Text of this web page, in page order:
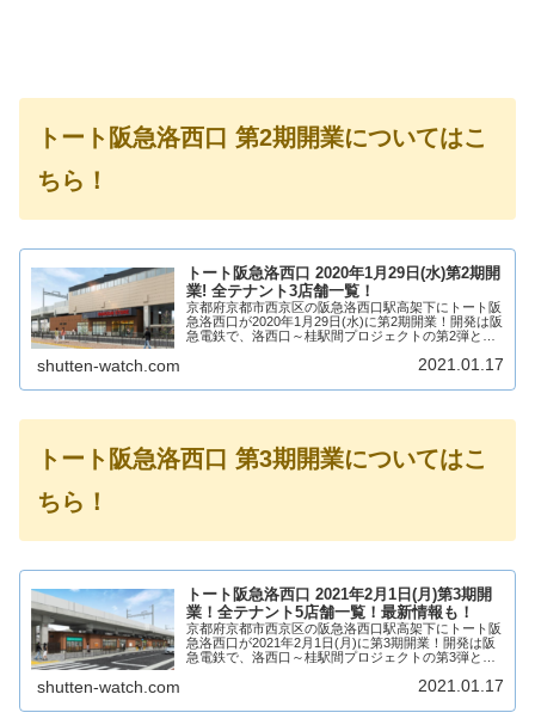
トート阪急洛西口 第2期開業についてはこ
ちら！
トート阪急洛西口 2020年1月29日(水)第2期開
業! 全テナント3店舗一覧！
京都府京都市西京区の阪急洛西口駅高架下にトート阪
急洛西口が2020年1月29日(水)に第2期開業！開発は阪
急電鉄で、洛西口～桂駅間プロジェクトの第2弾とな
ート阪急洛西口についてテナントや場所に...
shutten-watch.com 2021.01.17
トート阪急洛西口 第3期開業についてはこ
ちら！
トート阪急洛西口 2021年2月1日(月)第3期開
業！全テナント5店舗一覧！最新情報も！
京都府京都市西京区の阪急洛西口駅高架下にトート阪
急洛西口が2021年2月1日(月)に第3期開業！開発は阪
急電鉄で、洛西口～桂駅間プロジェクトの第3弾とな
館開業（グランドオープン）！そんな、阪急...
shutten-watch.com 2021.01.17